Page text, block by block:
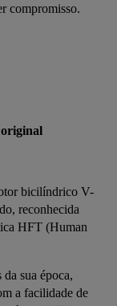
compromisso.
original
bicilíndrico V-
reconhecida
HFT (Human
sua época,
a facilidade de